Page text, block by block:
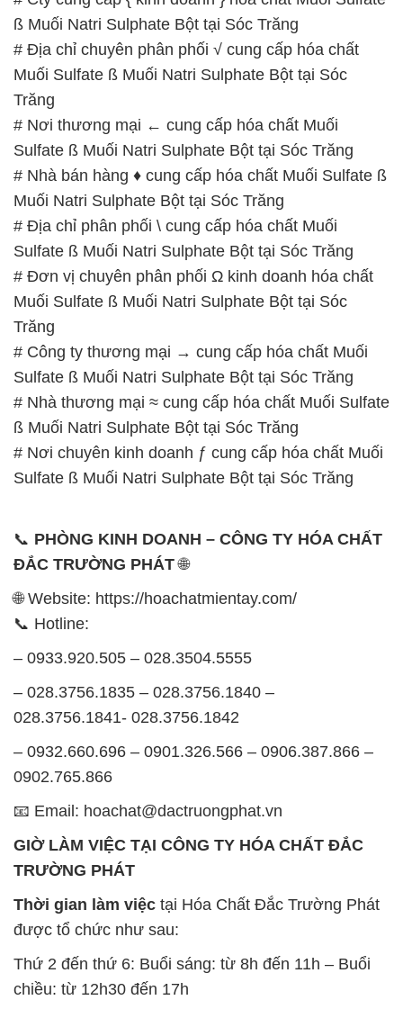
# Nơi thương mại ← cung cấp hóa chất Muối
Sulfate ß Muối Natri Sulphate Bột tại Sóc Trăng
# Nhà bán hàng ♦ cung cấp hóa chất Muối Sulfate ß
Muối Natri Sulphate Bột tại Sóc Trăng
# Địa chỉ phân phối \ cung cấp hóa chất Muối
Sulfate ß Muối Natri Sulphate Bột tại Sóc Trăng
# Đơn vị chuyên phân phối Ω kinh doanh hóa chất
Muối Sulfate ß Muối Natri Sulphate Bột tại Sóc
Trăng
# Công ty thương mại → cung cấp hóa chất Muối
Sulfate ß Muối Natri Sulphate Bột tại Sóc Trăng
# Nhà thương mại ≈ cung cấp hóa chất Muối Sulfate
ß Muối Natri Sulphate Bột tại Sóc Trăng
# Nơi chuyên kinh doanh ƒ cung cấp hóa chất Muối
Sulfate ß Muối Natri Sulphate Bột tại Sóc Trăng
📞PHÒNG KINH DOANH – CÔNG TY HÓA CHẤT
ĐẮC TRƯỜNG PHÁT🌐
🌐 Website: https://hoachatmientay.com/
– 0933.920.505 – 028.3504.5555
028.3756.1841- 028.3756.1842
0902.765.866
📧 Email: hoachat@dactruongphat.vn
TRƯỜNG PHÁT
được tổ chức như sau:
Thứ 2 đến thứ 6: Buổi sáng: từ 8h đến 11h – Buổi
chiều: từ 12h30 đến 17h
Thứ 7: Buổi sáng: từ 8h đến 11h – Buổi chiều: từ
12h30 đến 16h
Chủ nhật: Nghỉ chủ nhật hàng tuần